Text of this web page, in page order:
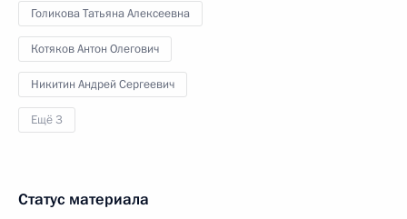
Голикова Татьяна Алексеевна
Котяков Антон Олегович
Никитин Андрей Сергеевич
Ещё 3
Статус материала